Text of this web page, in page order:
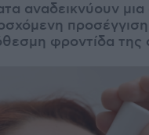
αναδεικνύουν
προσέγγιση
φροντίδα της